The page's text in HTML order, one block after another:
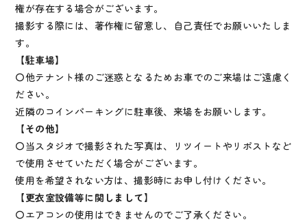
権が存在する場合がございます。
撮影する際には、著作権に留意し、自己責任でお願いいたしま
す。
【駐車場】
〇他テナント様のご迷惑となるためお車でのご来場はご遠慮く
ださい。
近隣のコインパーキングに駐車後、来場をお願いします。
【その他】
〇当スタジオで撮影された写真は、リツイートやリポストなど
で使用させていただく場合がございます。
使用を希望されない方は、撮影時にお申し付けください。
【更衣室設備等に関しまして】
〇エアコンの使用はできませんのでご了承ください。